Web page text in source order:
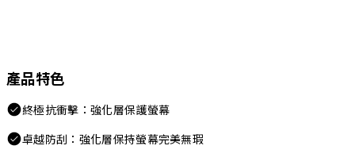
產品特色
終極抗衝擊：強化層保護螢幕
卓越防刮：強化層保持螢幕完美無瑕